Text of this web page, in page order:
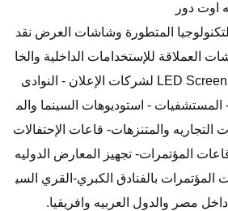
اوت دور
المتطورة وشاشات العرض نقد
العملاقة للإستخدامات الداخلية والخا
رجية LED Screens indoor/outdoor لشركات الإعلان - النوادى
المستشفيات - استوديوهات السينما والم
التجاريه والمتنزهات- قاعات الإحتفالات
المؤتمرات- تجهيز المعارض الدوليه
بالفنادق الكبري-القري السي
مصر والدول العربيه وافريقيا.